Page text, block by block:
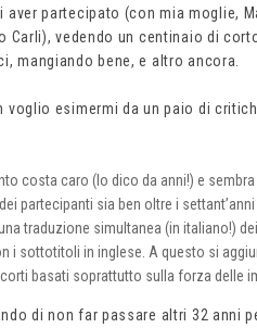
aver partecipato (con mia moglie,
Carli), vedendo un centinaio di
mangiando bene, e altro ancora.
voglio esimermi da un paio di
costa caro (lo dico da anni!) e
dei partecipanti sia ben oltre i
traduzione simultanea (in italiano!)
i sottotitoli in inglese. A questo si
basati soprattutto sulla forza delle
di non far passare altri 32 anni